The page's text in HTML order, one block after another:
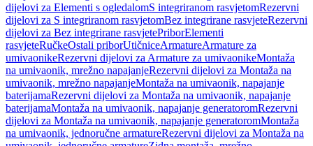
dijelovi za Elementi s ogledalomS integriranom rasvjetomRezervni
dijelovi za S integriranom rasvjetomBez integrirane rasvjeteRezervni
dijelovi za Bez integrirane rasvjetePriborElementi
rasvjeteRučkeOstali priborUtičniceArmatureArmature za
umivaonikeRezervni dijelovi za Armature za umivaonikeMontaža
na umivaonik, mrežno napajanjeRezervni dijelovi za Montaža na
umivaonik, mrežno napajanjeMontaža na umivaonik, napajanje
baterijamaRezervni dijelovi za Montaža na umivaonik, napajanje
baterijamaMontaža na umivaonik, napajanje generatoromRezervni
dijelovi za Montaža na umivaonik, napajanje generatoromMontaža
na umivaonik, jednoručne armatureRezervni dijelovi za Montaža na